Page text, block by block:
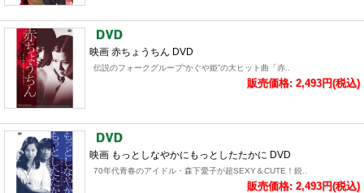
映画 赤ちょうちん DVD
伝説のフォークグループ“かぐや姫”の大ヒット曲「赤..
販売価格: 2,493円(税込)
映画 もっとしなやかにもっとしたたかに DVD
70年代青春のアイドル・森下愛子が超SEXY＆CUTE！鋭..
販売価格: 2,493円(税込)